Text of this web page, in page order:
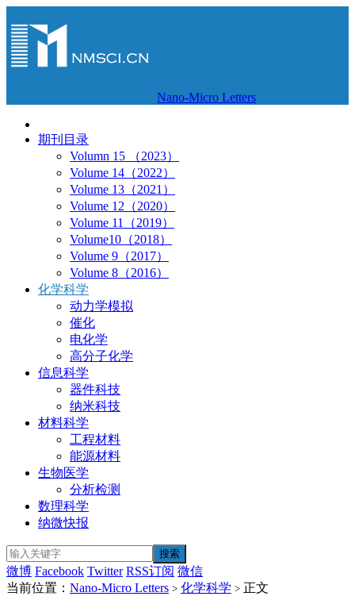
Nano-Micro Letters
期刊目录
Volumn 15 （2023）
Volume 14（2022）
Volume 13（2021）
Volume 12（2020）
Volume 11（2019）
Volume10（2018）
Volume 9（2017）
Volume 8（2016）
化学科学
动力学模拟
催化
电化学
高分子化学
信息科学
器件科技
纳米科技
材料科学
工程材料
能源材料
生物医学
分析检测
数理科学
纳微快报
微博 Facebook Twitter RSS订阅 微信
当前位置： Nano-Micro Letters > 化学科学 > 正文